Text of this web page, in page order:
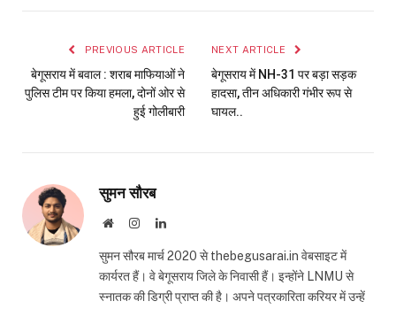
PREVIOUS ARTICLE
बेगूसराय में बवाल : शराब माफियाओं ने
पुलिस टीम पर किया हमला, दोनों ओर से
हुई गोलीबारी
NEXT ARTICLE
बेगूसराय में NH-31 पर बड़ा सड़क
हादसा, तीन अधिकारी गंभीर रूप से
घायल..
सुमन सौरब
WebsiteInstagramLinkedIn
सुमन सौरब मार्च 2020 से thebegusarai.in वेबसाइट में
कार्यरत हैं। वे बेगूसराय जिले के निवासी हैं। इन्होंने LNMU से
स्नातक की डिग्री प्राप्त की है। अपने पत्रकारिता करियर में उन्हें